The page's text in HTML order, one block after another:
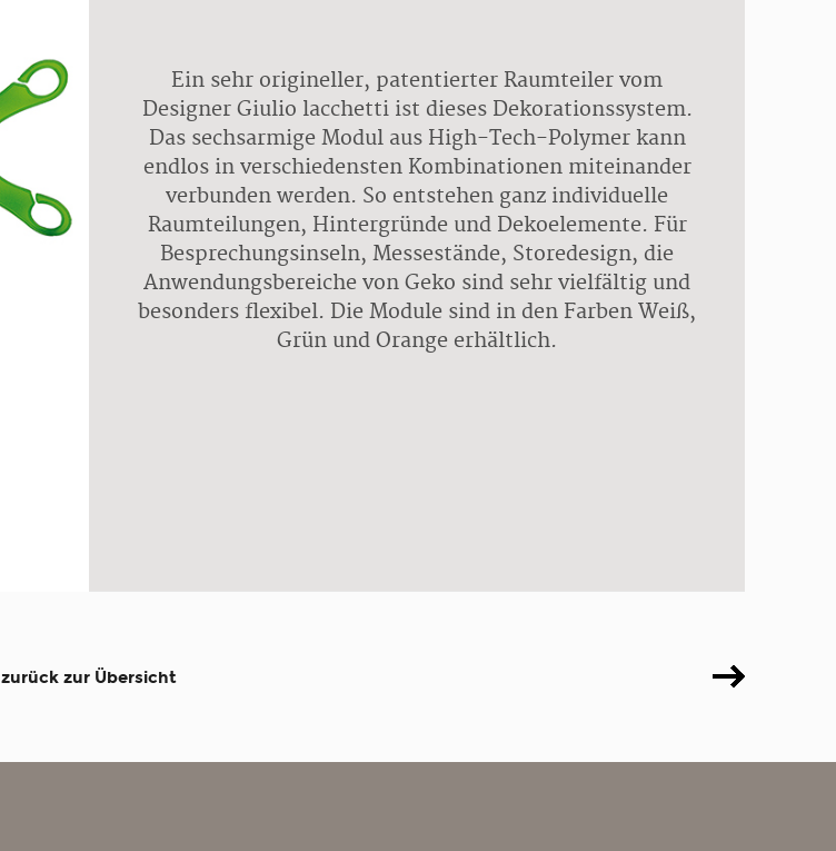
Ein sehr origineller, patentierter Raumteiler vom
Designer Giulio lacchetti ist dieses Dekorationssystem.
Das sechsarmige Modul aus High-Tech-Polymer kann
endlos in verschiedensten Kombinationen miteinander
verbunden werden. So entstehen ganz individuelle
Raumteilungen, Hintergründe und Dekoelemente. Für
Besprechungsinseln, Messestände, Storedesign, die
Anwendungsbereiche von Geko sind sehr vielfältig und
besonders flexibel. Die Module sind in den Farben Weiß,
Grün und Orange erhältlich.
zurück zur Übersicht